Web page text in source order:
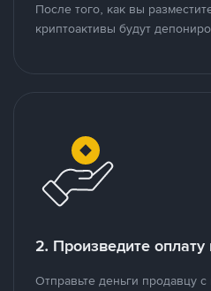
После того, как вы
криптоактивы будут
2. Произведите оплату
Отправьте деньги продавцу